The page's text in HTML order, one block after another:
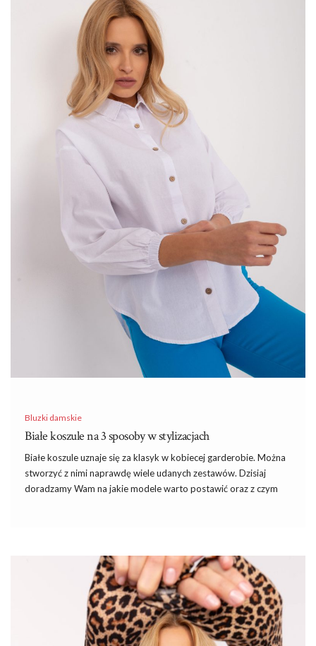
inspiracji stylizacyjnych, które sprawią, że spódnica z eko skóry
stanie się ulubionym elementem Twojej garderoby.
Spódnica z eko skóry w stylizacjach –
historia mody damskiej
Spódnica z eko skóry w stylizacjach, choć może wydawać się
nowoczesnym trendem, swoje początki miała już …
Bluzki damskie
Białe koszule na 3 sposoby w stylizacjach
Białe koszule uznaje się za klasyk w kobiecej garderobie. Można
stworzyć z nimi naprawdę wiele udanych zestawów. Dzisiaj
doradzamy Wam na jakie modele warto postawić oraz z czym
Jakie modele warto wybierać?
Każda z nas powinna mieć w swojej szafie klasycznebiałe
o prostym kroju. Najlepsze są modele z długimi
rękawami i kołnierzykiem,koszulemogą mieć także kieszonkę
na piersi. Jeśli chodzi o krój,koszule damskiemogą mieć
wiązanie na dekolcie lub dekolt hiszpański. Ciekawie wyglądają